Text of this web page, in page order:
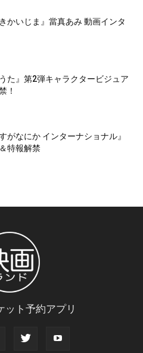
かいじま』當真あみ 動画インタ
た』第2弾キャラクタービジュア
！
がなにか インターナショナル』
特報解禁
ット予約アプリ